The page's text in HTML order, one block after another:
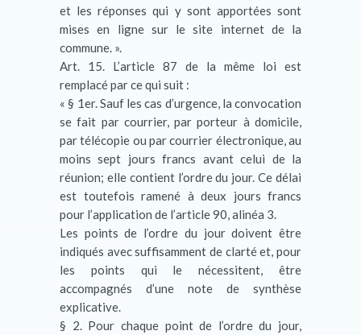
et les réponses qui y sont apportées sont
mises en ligne sur le site internet de la
commune. ».
Art. 15. L’article 87 de la même loi est
remplacé par ce qui suit :
« § 1er. Sauf les cas d’urgence, la convocation
se fait par courrier, par porteur à domicile,
par télécopie ou par courrier électronique, au
moins sept jours francs avant celui de la
réunion; elle contient l’ordre du jour. Ce délai
est toutefois ramené à deux jours francs
pour l’application de l’article 90, alinéa 3.
Les points de l’ordre du jour doivent être
indiqués avec suffisamment de clarté et, pour
les points qui le nécessitent, être
accompagnés d’une note de synthèse
explicative.
§ 2. Pour chaque point de l’ordre du jour,